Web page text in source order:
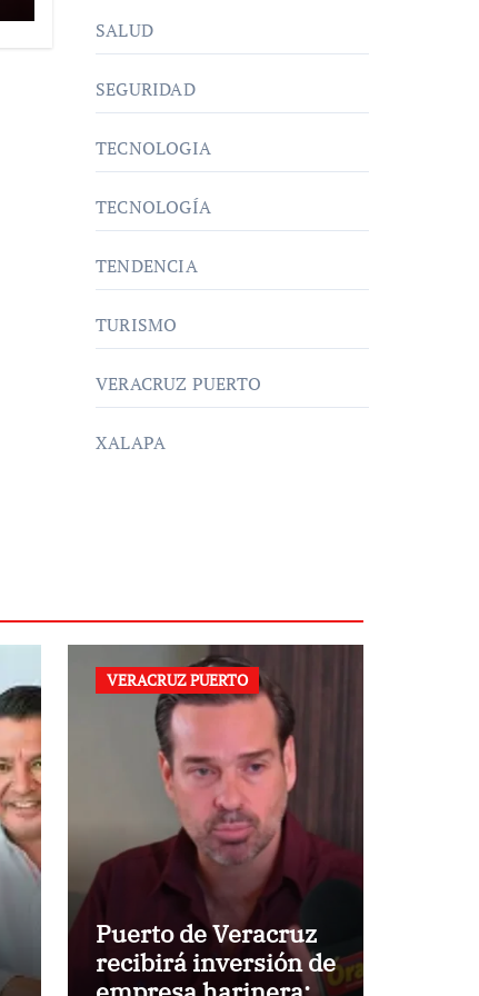
SALUD
SEGURIDAD
TECNOLOGIA
TECNOLOGÍA
TENDENCIA
TURISMO
VERACRUZ PUERTO
XALAPA
VERACRUZ PUERTO
Puerto de Veracruz
recibirá inversión de